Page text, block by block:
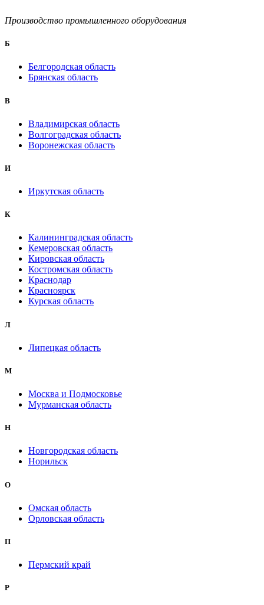
Производство промышленного оборудования
Б
Белгородская область
Брянская область
B
Владимирская область
Волгоградская область
Воронежская область
И
Иркутская область
К
Калининградская область
Кемеровская область
Кировская область
Костромская область
Краснодар
Красноярск
Курская область
Л
Липецкая область
М
Москва и Подмосковье
Мурманская область
Н
Новгородская область
Норильск
О
Омская область
Орловская область
П
Пермский край
Р